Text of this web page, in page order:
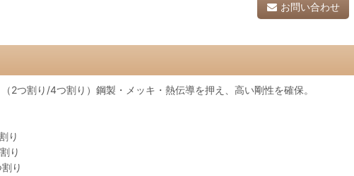
お問い合わせ
2つ割り/4つ割り）鋼製・メッキ・熱伝導を押え、高い剛性を確保。
り
り
り